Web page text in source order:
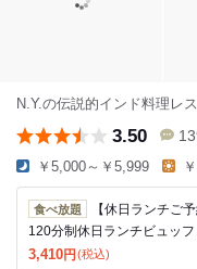
N.Y.の伝説的インド料理レ
3.50
￥5,000～￥5,999
食べ放題
【休日ランチご
120分制休日ランチビュッ
3,410円 (税込)